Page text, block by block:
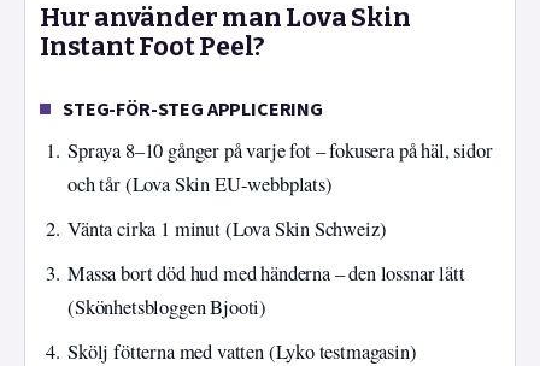
Hur använder man Lova Skin
Instant Foot Peel?
STEG-FÖR-STEG APPLICERING
Spraya 8–10 gånger på varje fot – fokusera på häl, sidor
och tår (Lova Skin EU-webbplats)
Vänta cirka 1 minut (Lova Skin Schweiz)
Massa bort död hud med händerna – den lossnar lätt
(Skönhetsbloggen Bjooti)
Skölj fötterna med vatten (Lyko testmagasin)